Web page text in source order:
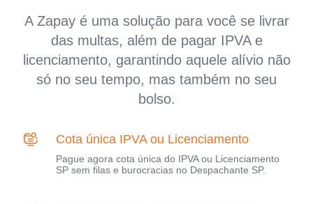
A Zapay é uma solução para você se livrar
das multas, além de pagar IPVA e
licenciamento, garantindo aquele alívio não
só no seu tempo, mas também no seu
bolso.
Cota única IPVA ou Licenciamento
Pague agora cota única do IPVA ou Licenciamento
SP sem filas e burocracias no Despachante SP.